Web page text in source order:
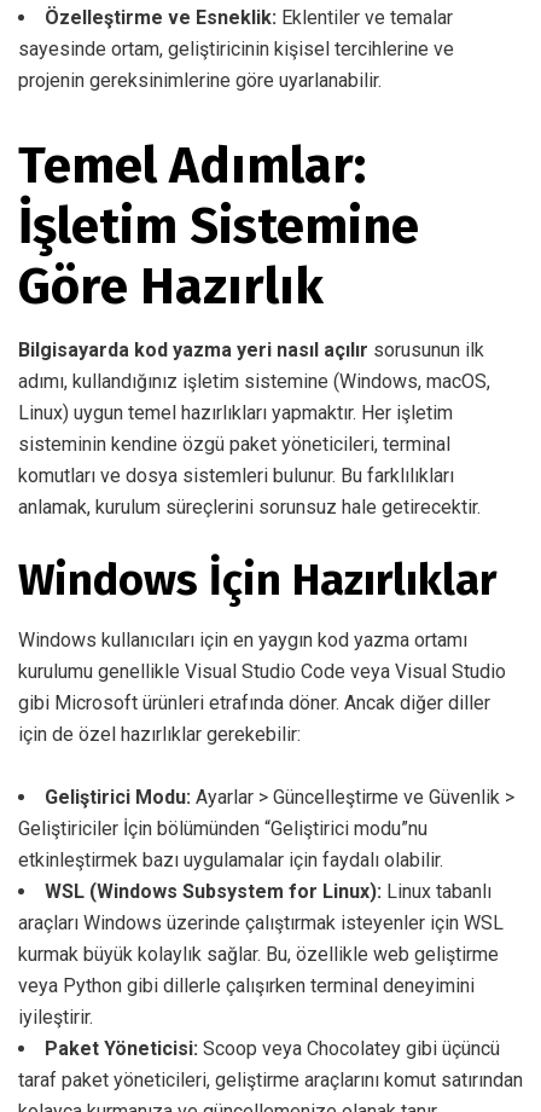
Özelleştirme ve Esneklik: Eklentiler ve temalar
sayesinde ortam, geliştiricinin kişisel tercihlerine ve
projenin gereksinimlerine göre uyarlanabilir.
Temel Adımlar:
İşletim Sistemine
Göre Hazırlık
Bilgisayarda kod yazma yeri nasıl açılır sorusunun ilk
adımı, kullandığınız işletim sistemine (Windows, macOS,
Linux) uygun temel hazırlıkları yapmaktır. Her işletim
sisteminin kendine özgü paket yöneticileri, terminal
komutları ve dosya sistemleri bulunur. Bu farklılıkları
anlamak, kurulum süreçlerini sorunsuz hale getirecektir.
Windows İçin Hazırlıklar
Windows kullanıcıları için en yaygın kod yazma ortamı
kurulumu genellikle Visual Studio Code veya Visual Studio
gibi Microsoft ürünleri etrafında döner. Ancak diğer diller
için de özel hazırlıklar gerekebilir:
Geliştirici Modu: Ayarlar > Güncelleştirme ve Güvenlik >
Geliştiriciler İçin bölümünden “Geliştirici modu”nu
etkinleştirmek bazı uygulamalar için faydalı olabilir.
WSL (Windows Subsystem for Linux): Linux tabanlı
araçları Windows üzerinde çalıştırmak isteyenler için WSL
kurmak büyük kolaylık sağlar. Bu, özellikle web geliştirme
veya Python gibi dillerle çalışırken terminal deneyimini
iyileştirir.
Paket Yöneticisi: Scoop veya Chocolatey gibi üçüncü
taraf paket yöneticileri, geliştirme araçlarını komut satırından